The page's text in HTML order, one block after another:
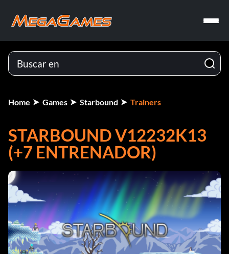
Home Games Starbound Trainers
STARBOUND V12232K13
(+7 ENTRENADOR)